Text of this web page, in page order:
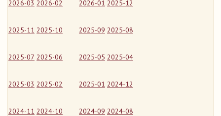
2026-03 2026-02 2026-01 2025-12
2025-11 2025-10 2025-09 2025-08
2025-07 2025-06 2025-05 2025-04
2025-03 2025-02 2025-01 2024-12
2024-11 2024-10 2024-09 2024-08